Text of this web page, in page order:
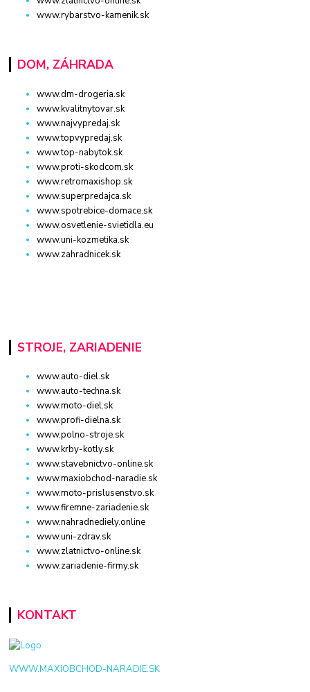
www.rybarstvo-kamenik.sk
DOM, ZÁHRADA
www.dm-drogeria.sk
www.kvalitnytovar.sk
www.najvypredaj.sk
www.topvypredaj.sk
www.top-nabytok.sk
www.proti-skodcom.sk
www.retromaxishop.sk
www.superpredajca.sk
www.spotrebice-domace.sk
www.osvetlenie-svietidla.eu
www.uni-kozmetika.sk
www.zahradnicek.sk
STROJE, ZARIADENIE
www.auto-diel.sk
www.auto-techna.sk
www.moto-diel.sk
www.profi-dielna.sk
www.polno-stroje.sk
www.krby-kotly.sk
www.stavebnictvo-online.sk
www.maxiobchod-naradie.sk
www.moto-prislusenstvo.sk
www.firemne-zariadenie.sk
www.nahradnediely.online
www.uni-zdrav.sk
www.zlatnictvo-online.sk
www.zariadenie-firmy.sk
KONTAKT
WWW.MAXIOBCHOD-NARADIE.SK